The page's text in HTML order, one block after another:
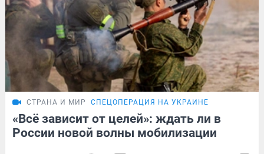
СТРАНА И МИР СПЕЦОПЕРАЦИЯ НА УКРАИНЕ
«Всё зависит от целей»: ждать ли в
России новой волны мобилизации